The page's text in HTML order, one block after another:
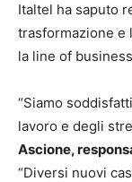
Italtel ha saputo
trasformazione e
la line of
“Siamo
lavoro e degli
Ascione,
“Diversi nuovi